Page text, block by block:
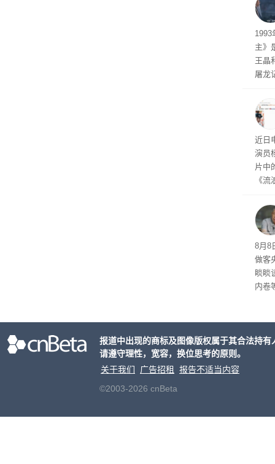
工智
1993
主》
王晶
屠龙
0后
近日
演员
片中
《
乐
~”。
费
8月8
做客
睒睒
内卷
报道中出现的商标及图像版权属于其合法持
请遵守理性，宽容，换位思考的原则。
关于我们
广告招租
报告不适当内容
©2003-2026 cnBeta